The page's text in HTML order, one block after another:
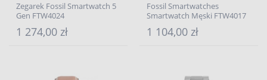
Zegarek Fossil Smartwatch 5
Gen FTW4024
1 274,00 zł
Fossil Smartwatches
Smartwatch Męski FTW4017
1 104,00 zł